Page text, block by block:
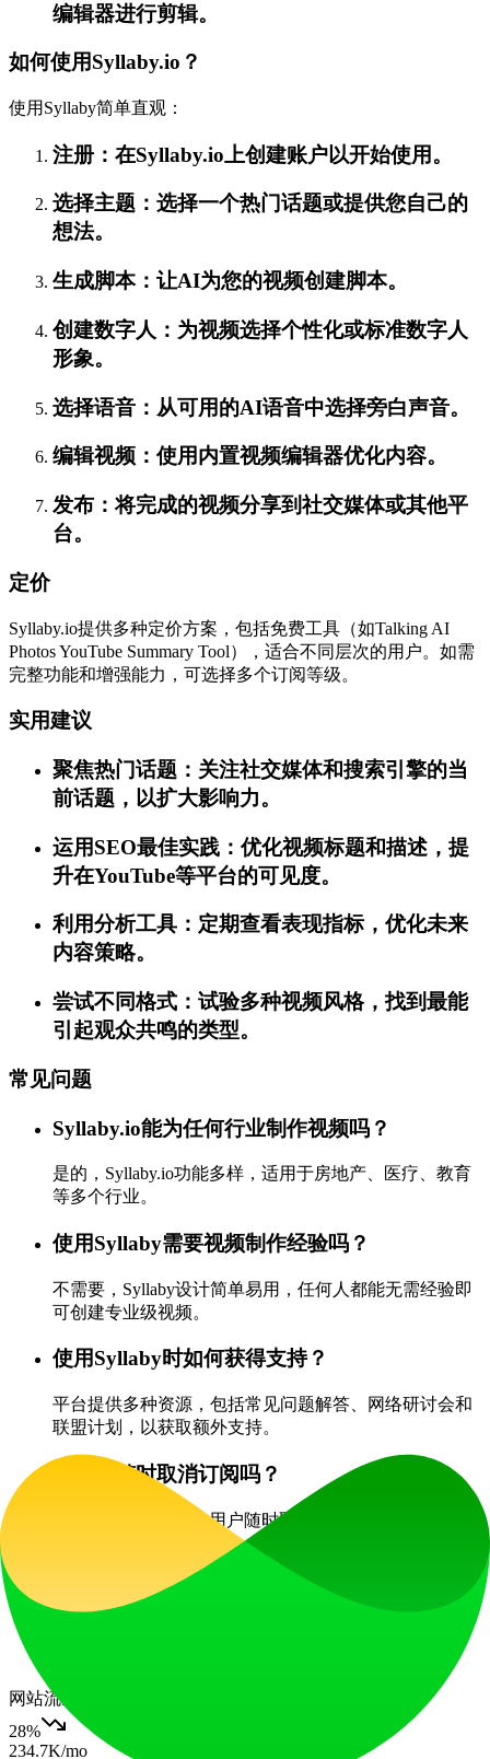
编辑器进行剪辑。
如何使用Syllaby.io？
使用Syllaby简单直观：
注册：在Syllaby.io上创建账户以开始使用。
选择主题：选择一个热门话题或提供您自己的
想法。
生成脚本：让AI为您的视频创建脚本。
创建数字人：为视频选择个性化或标准数字人
形象。
选择语音：从可用的AI语音中选择旁白声音。
编辑视频：使用内置视频编辑器优化内容。
发布：将完成的视频分享到社交媒体或其他平
台。
定价
Syllaby.io提供多种定价方案，包括免费工具（如Talking AI
Photos YouTube Summary Tool），适合不同层次的用户。如需
完整功能和增强能力，可选择多个订阅等级。
实用建议
聚焦热门话题：关注社交媒体和搜索引擎的当
前话题，以扩大影响力。
运用SEO最佳实践：优化视频标题和描述，提
升在YouTube等平台的可见度。
利用分析工具：定期查看表现指标，优化未来
内容策略。
尝试不同格式：试验多种视频风格，找到最能
引起观众共鸣的类型。
常见问题
Syllaby.io能为任何行业制作视频吗？
是的，Syllaby.io功能多样，适用于房地产、医疗、教育
等多个行业。
使用Syllaby需要视频制作经验吗？
不需要，Syllaby设计简单易用，任何人都能无需经验即
可创建专业级视频。
使用Syllaby时如何获得支持？
平台提供多种资源，包括常见问题解答、网络研讨会和
联盟计划，以获取额外支持。
我可以随时取消订阅吗？
是的，Syllaby.io允许用户随时取消订阅，无需支付违约
Syllaby与其他视频创作工具有何不同？
网站流量
28%
234.7K/mo